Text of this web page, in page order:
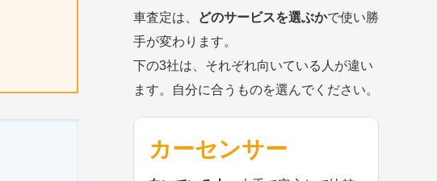
車査定は、 どのサービスを選ぶかで使い勝
手が変わります。
下の3社は、それぞれ向いている人が違い
ます。自分に合うものを選んでください。
カーセンサー